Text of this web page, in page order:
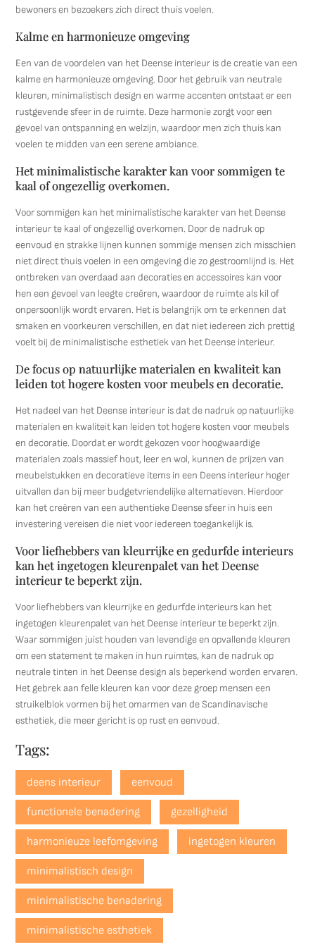
bewoners en bezoekers zich direct thuis voelen.
Kalme en harmonieuze omgeving
Een van de voordelen van het Deense interieur is de creatie van een
kalme en harmonieuze omgeving. Door het gebruik van neutrale
kleuren, minimalistisch design en warme accenten ontstaat er een
rustgevende sfeer in de ruimte. Deze harmonie zorgt voor een
gevoel van ontspanning en welzijn, waardoor men zich thuis kan
voelen te midden van een serene ambiance.
Het minimalistische karakter kan voor sommigen te
kaal of ongezellig overkomen.
Voor sommigen kan het minimalistische karakter van het Deense
interieur te kaal of ongezellig overkomen. Door de nadruk op
eenvoud en strakke lijnen kunnen sommige mensen zich misschien
niet direct thuis voelen in een omgeving die zo gestroomlijnd is. Het
ontbreken van overdaad aan decoraties en accessoires kan voor
hen een gevoel van leegte creëren, waardoor de ruimte als kil of
onpersoonlijk wordt ervaren. Het is belangrijk om te erkennen dat
smaken en voorkeuren verschillen, en dat niet iedereen zich prettig
voelt bij de minimalistische esthetiek van het Deense interieur.
De focus op natuurlijke materialen en kwaliteit kan
leiden tot hogere kosten voor meubels en decoratie.
Het nadeel van het Deense interieur is dat de nadruk op natuurlijke
materialen en kwaliteit kan leiden tot hogere kosten voor meubels
en decoratie. Doordat er wordt gekozen voor hoogwaardige
materialen zoals massief hout, leer en wol, kunnen de prijzen van
meubelstukken en decoratieve items in een Deens interieur hoger
uitvallen dan bij meer budgetvriendelijke alternatieven. Hierdoor
kan het creëren van een authentieke Deense sfeer in huis een
investering vereisen die niet voor iedereen toegankelijk is.
Voor liefhebbers van kleurrijke en gedurfde interieurs
kan het ingetogen kleurenpalet van het Deense
interieur te beperkt zijn.
Voor liefhebbers van kleurrijke en gedurfde interieurs kan het
ingetogen kleurenpalet van het Deense interieur te beperkt zijn.
Waar sommigen juist houden van levendige en opvallende kleuren
om een statement te maken in hun ruimtes, kan de nadruk op
neutrale tinten in het Deense design als beperkend worden ervaren.
Het gebrek aan felle kleuren kan voor deze groep mensen een
struikelblok vormen bij het omarmen van de Scandinavische
esthetiek, die meer gericht is op rust en eenvoud.
Tags:
deens interieur eenvoud
functionele benadering gezelligheid
harmonieuze leefomgeving ingetogen kleuren
minimalistisch design
minimalistische benadering
minimalistische esthetiek